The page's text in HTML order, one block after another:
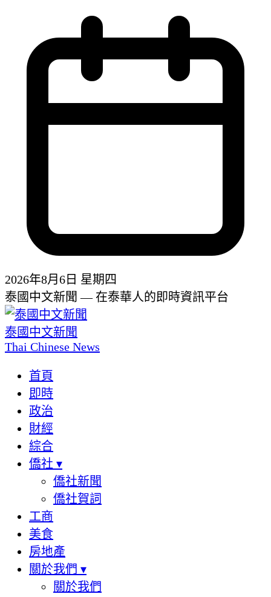
2026年8月6日 星期四
泰國中文新聞 — 在泰華人的即時資訊平台
泰國中文新聞
Thai Chinese News
首頁
即時
政治
財經
綜合
僑社 ▾
僑社新聞
僑社賀詞
工商
美食
房地產
關於我們 ▾
關於我們